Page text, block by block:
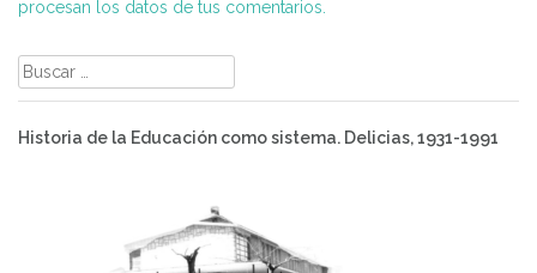
procesan los datos de tus comentarios.
Buscar:
Historia de la Educación como sistema. Delicias, 1931-1991